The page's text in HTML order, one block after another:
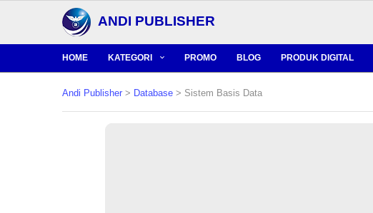
ANDI PUBLISHER
HOME KATEGORI PROMO BLOG PRODUK DIGITAL
Andi Publisher > Database > Sistem Basis Data